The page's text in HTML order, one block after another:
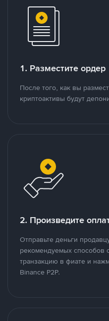
1. Разместите ордер
После того, как вы
криптоактивы будут
2. Произведите
Отправьте деньги
рекомендуемых способов
транзакцию в фиате и
Binance P2P.